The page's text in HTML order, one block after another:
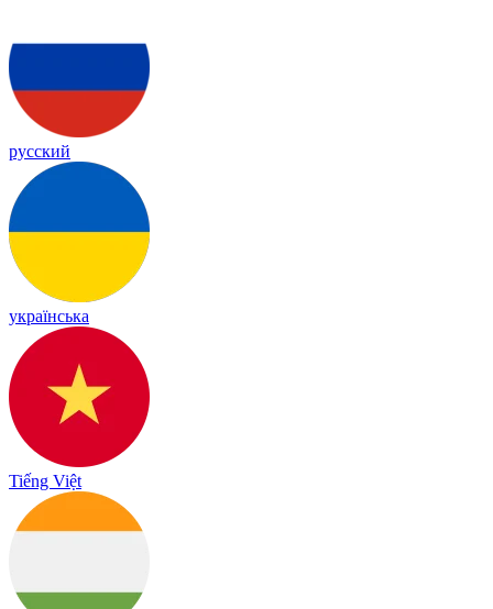
русский
українська
Tiếng Việt